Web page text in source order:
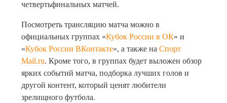
четвертьфинальных матчей.
Посмотреть трансляцию матча можно в
официальных группах «Кубок России в ОК» и
«Кубок России ВКонтакте», а также на Спорт
Mail.ru. Кроме того, в группах будет выложен обзор
ярких событий матча, подборка лучших голов и
другой контент, который ценят любители
зрелищного футбола.